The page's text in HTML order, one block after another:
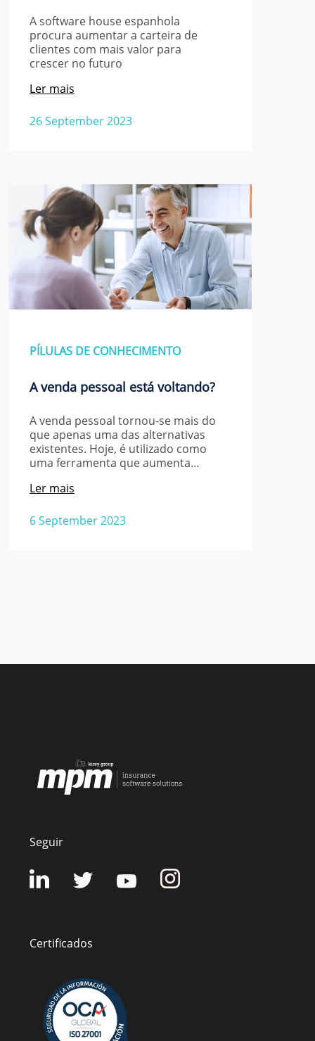
A software house espanhola
procura aumentar a carteira de
clientes com mais valor para
crescer no futuro
26 September 2023
Ler mais
PÍLULAS DE CONHECIMENTO
A venda pessoal está voltando?
A venda pessoal tornou-se mais do
que apenas uma das alternativas
existentes. Hoje, é utilizado como
uma ferramenta que aumenta…
6 September 2023
Ler mais
Seguir
Certificados